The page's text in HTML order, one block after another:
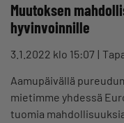
Muutoksen
hyvinvoinnille
3.1.2022 klo 15:07
Aamupäivällä
mietimme yhdessä
tuomia